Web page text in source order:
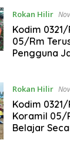
Rokan Hilir
Kodim
05/Rm
Pengguna
Rokan Hilir
Kodim
Koramil 05/
Belajar